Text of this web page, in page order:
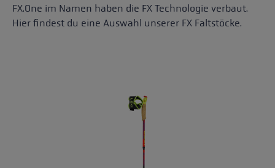
FX.One im Namen haben die FX Technologie verbaut.
Hier findest du eine Auswahl unserer FX Faltstöcke.